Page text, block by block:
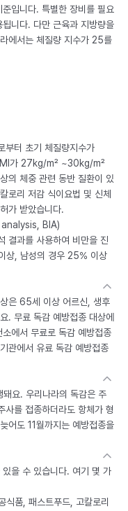
입니다. 특별한 장비를 필요
니다. 다만 근육과 지방량을
에서는 체질량 지수가 25를
부터 초기 체질량지수가
가 27kg/m² ~30kg/m²
의 체중 관련 동반 질환이 있
로리 저감 식이요법 및 신체
가 받았습니다.
BIA)
결과를 사용하여 비만을 진
상, 남성의 경우 25% 이상
은 65세 이상 어르신, 생후
. 무료 독감 예방접종 대상에
에서 무료로 독감 예방접종
관에서 유료 독감 예방접종
요. 우리나라의 독감은 주
사를 접종하더라도 항체가 형
어도 11월까지는 예방접종을
을 수 있습니다. 여기 몇 가
식품, 패스트푸드, 고칼로리